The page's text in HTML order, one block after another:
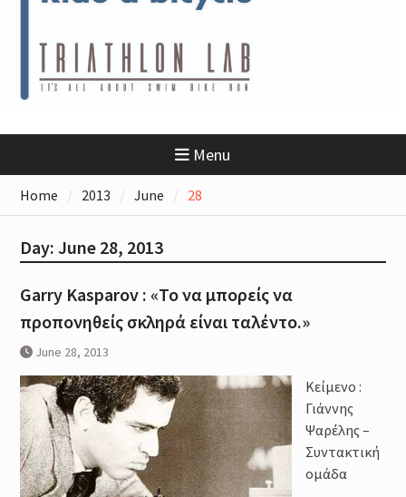
(22/10/2023;) :Athens Triathlon
Ironman Greece 70.3 Hollistic
Approach : Sports Nutrition –
Sports Recovery – Sports
μας….
Τα προϊόντα GU διαθέσιμα στο
(www.triathlonlab.gr)
Αγώνες Τριάθλου 2022: 4th
TRIMORE M.T. Rethymno I ISOMAN
Το Τρίαθλο στην Ελλάδα
Ανάβυσσος, Άλιμος)
Μέθοδοι καθορισμού της
έντασης της προπόνησης :
Φυσιολογικά και Πρακτικά
Ζητήματα
Προπόνηση Τριάθλου :
Menu
Home 2013 June 28
Day: June 28, 2013
Garry Kasparov : «Το να μπορείς να
προπονηθείς σκληρά είναι ταλέντο.»
June 28, 2013
Κείμενο :
Γιάννης
Ψαρέλης –
Συντακτική
ομάδα